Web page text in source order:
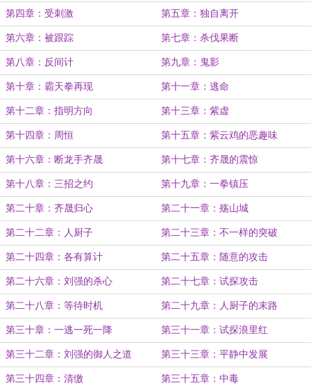
第四章：受刺激 第五章：独自离开
第六章：被跟踪 第七章：杀伐果断
第八章：反间计 第九章：鬼影
第十章：霸天拳再现 第十一章：逃命
第十二章：指明方向 第十三章：紫虚
第十四章：周恒 第十五章：紫云鸡的恶趣味
第十六章：断龙手齐晟 第十七章：齐晟的震惊
第十八章：三招之约 第十九章：一拳镇压
第二十章：齐晟归心 第二十一章：殇山城
第二十二章：人厨子 第二十三章：不一样的突破
第二十四章：各有算计 第二十五章：随意的攻击
第二十六章：刘强的杀心 第二十七章：试探攻击
第二十八章：等待时机 第二十九章：人厨子的末路
第三十章：一逃一死一降 第三十一章：试探浪里红
第三十二章：刘强的御人之道 第三十三章：平静中发展
第三十四章：清缴 第三十五章：中毒